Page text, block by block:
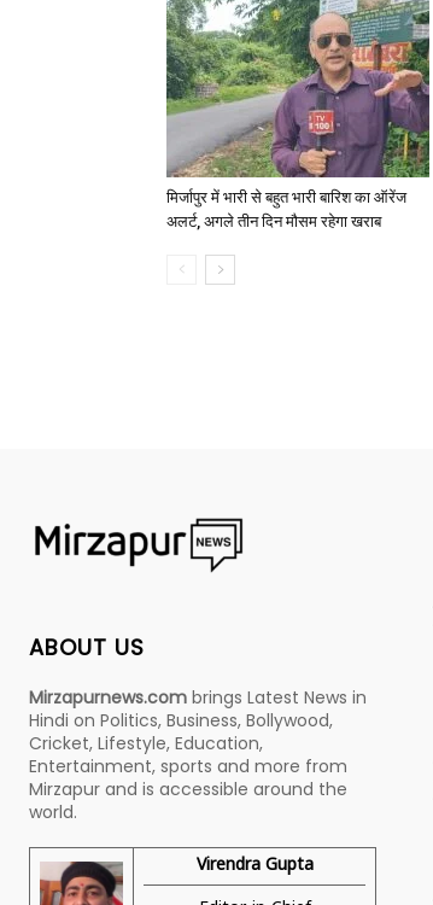
मिर्जापुर में भारी से बहुत भारी बारिश का ऑरेंज
अलर्ट, अगले तीन दिन मौसम रहेगा खराब
ABOUT US
Mirzapurnews.com brings Latest News in
Hindi on Politics, Business, Bollywood,
Cricket, Lifestyle, Education,
Entertainment, sports and more from
Mirzapur and is accessible around the
world.
Virendra Gupta